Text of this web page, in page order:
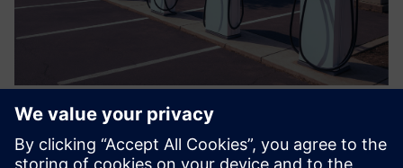
Clean Fuel Standard Management
Platform